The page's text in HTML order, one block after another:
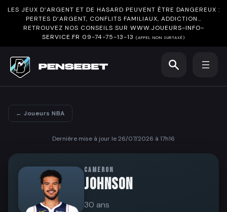
LES JEUX D’ARGENT ET DE HASARD PEUVENT ÊTRE DANGEREUX :
PERTES D’ARGENT, CONFLITS FAMILIAUX, ADDICTION…
RETROUVEZ NOS CONSEILS SUR WWW.JOUEURS-INFO-
SERVICE.FR 09-74-75-13-13 (APPEL NON SURTAXÉ)
← Joueurs NBA
Dernière mise à jour le 26/07/2026 à 17h16
CAMERON
JOHNSON
30 ans